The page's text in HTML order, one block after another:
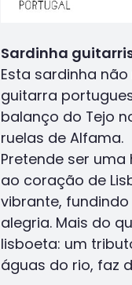
Sardinha
Esta sardinha
guitarra
balanço do Tejo
ruelas de Alfama.
Pretende ser
ao coração de
vibrante,
alegria. Mais do
lisboeta: um
águas do rio, faz